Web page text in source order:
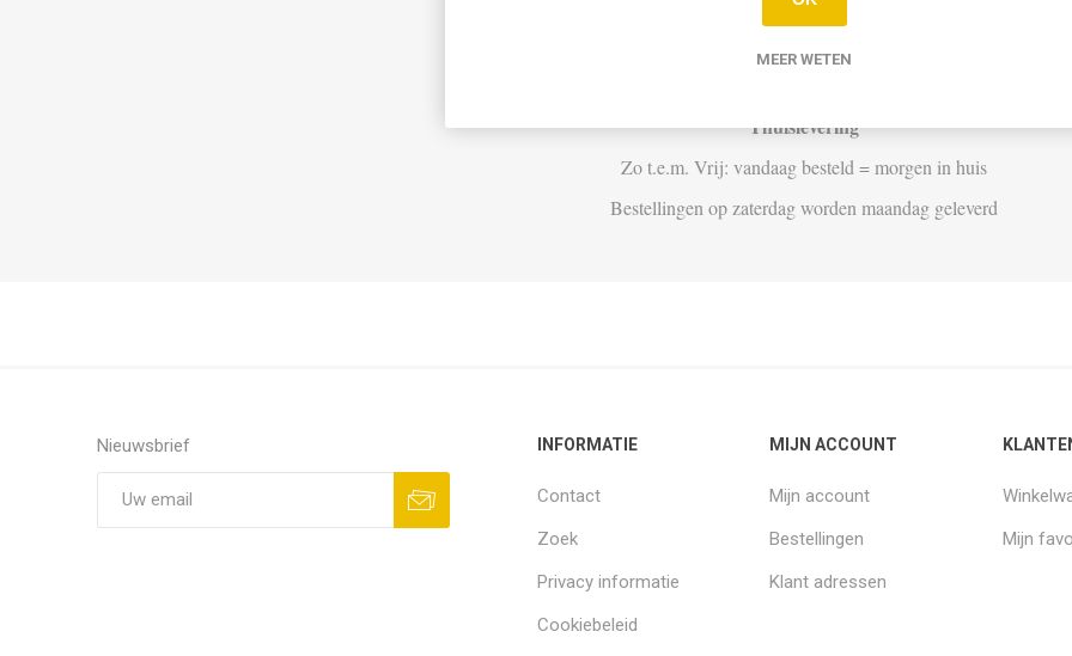
Thuislevering
Zo t.e.m. Vrij: vandaag besteld = morgen in huis
Bestellingen op zaterdag worden maandag geleverd
Nieuwsbrief INFORMATIE
Contact
Zoek
Privacy informatie
Cookiebeleid
MIJN ACCOUNT
Mijn account
Bestellingen
Klant adressen
Mijn
MEER WETEN